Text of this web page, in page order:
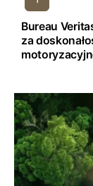
Bureau
za